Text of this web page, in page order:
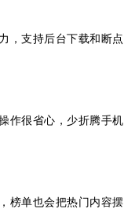
，支持后台下载和断点
作很省心，少折腾手机
榜单也会把热门内容摆